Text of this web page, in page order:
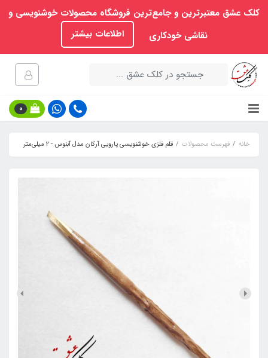
کلک عشق معتبرترین و جامع‌ترین فروشگاه محصولات خوشنویسی و
نقاشی خودکاری
اطلاعات بیشتر
0
خانه فهرست محصولات قلم فلزی خوشنویسی پارویی آرکان مدل آبنوس - 2 میلی‌متر